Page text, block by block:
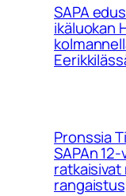
SAPA
ikäluokan
Pronssia
SAPAn
ratkaisivat